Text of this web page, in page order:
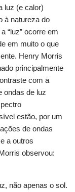
luz (e calor)
à natureza do
“luz” ocorre em
em muito o que
Henry Morris
principalmente
com a
ondas de luz
estão, por um
de ondas
a outros
observou:
não apenas o sol.